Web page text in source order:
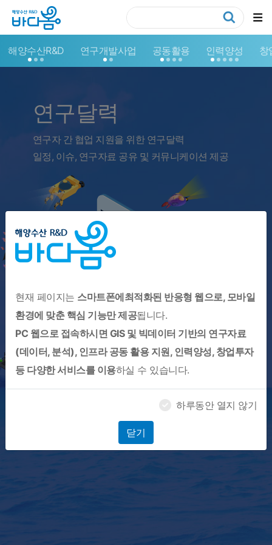
해양수산R&D 연구개발사업 공동활용 인력양성 창
연구달력
연구자 간 협업 지원을 위한 연구달력
일정, 이슈, 연구자료 공유 및 커뮤니케이션 제공
현재 페이지는 스마트폰에최적화된 반응형 웹으로, 모바일
환경에 맞춘 핵심 기능만 제공됩니다.
PC 웹으로 접속하시면 GIS 및 빅데이터 기반의 연구자료
(데이터, 분석), 인프라 공동 활용 지원, 인력양성, 창업투자
등 다양한 서비스를 이용하실 수 있습니다.
하루동안 열지 않기
닫기